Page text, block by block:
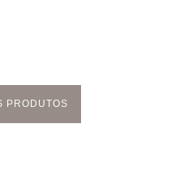
PRODUTOS